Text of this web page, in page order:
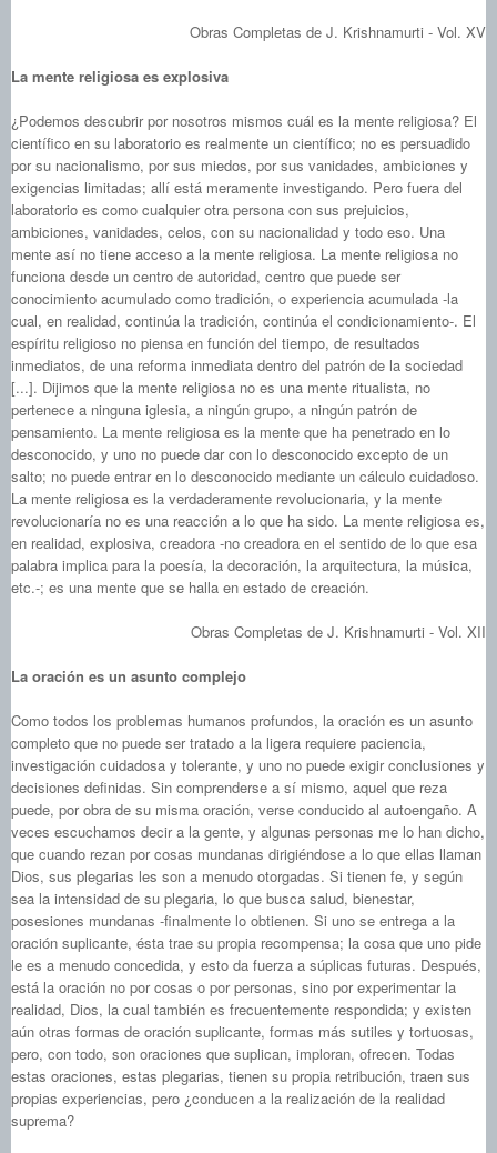
Obras Completas de J. Krishnamurti - Vol. XV
La mente religiosa es explosiva
¿Podemos descubrir por nosotros mismos cuál es la mente religiosa? El
científico en su laboratorio es realmente un científico; no es persuadido
por su nacionalismo, por sus miedos, por sus vanidades, ambiciones y
exigencias limitadas; allí está meramente investigando. Pero fuera del
laboratorio es como cualquier otra persona con sus prejuicios,
ambiciones, vanidades, celos, con su nacionalidad y todo eso. Una
mente así no tiene acceso a la mente religiosa. La mente religiosa no
funciona desde un centro de autoridad, centro que puede ser
conocimiento acumulado como tradición, o experiencia acumulada ‑la
cual, en realidad, continúa la tradición, continúa el condicionamiento-. El
espíritu religioso no piensa en función del tiempo, de resultados
inmediatos, de una reforma inmediata dentro del patrón de la sociedad
[...]. Dijimos que la mente religiosa no es una mente ritualista, no
pertenece a ninguna iglesia, a ningún grupo, a ningún patrón de
pensamiento. La mente religiosa es la mente que ha penetrado en lo
desconocido, y uno no puede dar con lo desconocido excepto de un
salto; no puede entrar en lo desconocido mediante un cálculo cuidadoso.
La mente religiosa es la verdaderamente revolucionaria, y la mente
revolucionaría no es una reacción a lo que ha sido. La mente religiosa es,
en realidad, explosiva, creadora ‑no creadora en el sentido de lo que esa
palabra implica para la poesía, la decoración, la arquitectura, la música,
etc.-; es una mente que se halla en estado de creación.
Obras Completas de J. Krishnamurti - Vol. XII
La oración es un asunto complejo
Como todos los problemas humanos profundos, la oración es un asunto
completo que no puede ser tratado a la ligera requiere paciencia,
investigación cuidadosa y tolerante, y uno no puede exigir conclusiones y
decisiones definidas. Sin comprenderse a sí mismo, aquel que reza
puede, por obra de su misma oración, verse conducido al autoengaño. A
veces escuchamos decir a la gente, y algunas personas me lo han dicho,
que cuando rezan por cosas mundanas dirigiéndose a lo que ellas llaman
Dios, sus plegarias les son a menudo otorgadas. Si tienen fe, y según
sea la intensidad de su plegaria, lo que busca salud, bienestar,
posesiones mundanas ‑finalmente lo obtienen. Si uno se entrega a la
oración suplicante, ésta trae su propia recompensa; la cosa que uno pide
le es a menudo concedida, y esto da fuerza a súplicas futuras. Después,
está la oración no por cosas o por personas, sino por experimentar la
realidad, Dios, la cual también es frecuentemente respondida; y existen
aún otras formas de oración suplicante, formas más sutiles y tortuosas,
pero, con todo, son oraciones que suplican, imploran, ofrecen. Todas
estas oraciones, estas plegarias, tienen su propia retribución, traen sus
propias experiencias, pero ¿conducen a la realización de la realidad
suprema?